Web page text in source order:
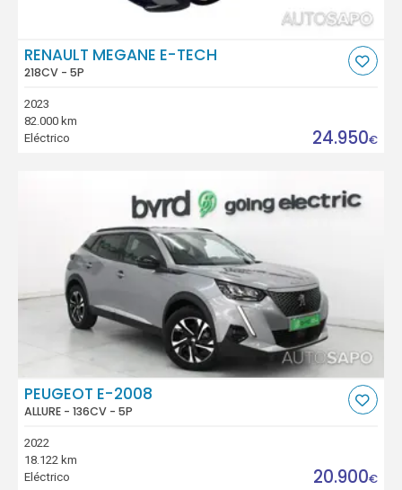
RENAULT MEGANE E-TECH
218CV - 5P
2023
82.000 km
Eléctrico
24.950€
PEUGEOT E-2008
ALLURE - 136CV - 5P
2022
18.122 km
Eléctrico
20.900€